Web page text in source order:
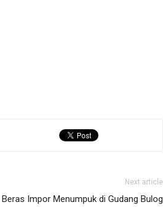
Next article
Beras Impor Menumpuk di Gudang Bulog